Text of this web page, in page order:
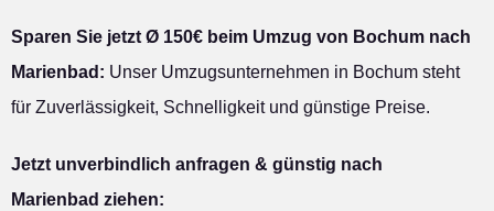
Sparen Sie jetzt Ø 150€ beim Umzug von Bochum nach
Marienbad: Unser Umzugsunternehmen in Bochum steht
für Zuverlässigkeit, Schnelligkeit und günstige Preise.
Jetzt unverbindlich anfragen & günstig nach
Marienbad ziehen: